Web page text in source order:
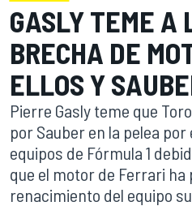
GASLY TEME A
BRECHA DE
ELLOS Y
Pierre Gasly teme que
por Sauber en la pelea
equipos de Fórmula 1
que el motor de Ferrari ha
renacimiento del equipo